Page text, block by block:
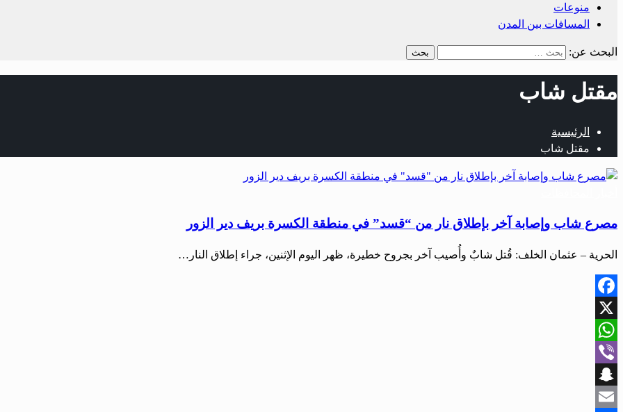
منوعات
المسافات بين المدن
البحث عن:
مقتل شاب
الرئيسية
مقتل شاب
مصرع شاب وإصابة آخر بإطلاق نار من “قسد” في منطقة الكسرة بريف دير الزور
الحرية – عثمان الخلف: قُتل شابٌ وأُصيب آخر بجروح خطيرة، ظهر اليوم الإثنين، جراء إطلاق النار…
Facebook
X
WhatsApp
Viber
Snapchat